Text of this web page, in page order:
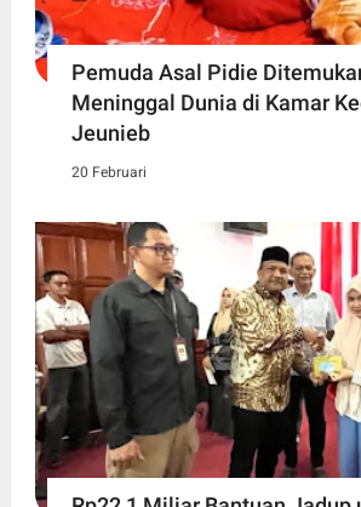
Pemuda Asal Pidie
Meninggal Dunia di Kamar
Jeunieb
20 Februari